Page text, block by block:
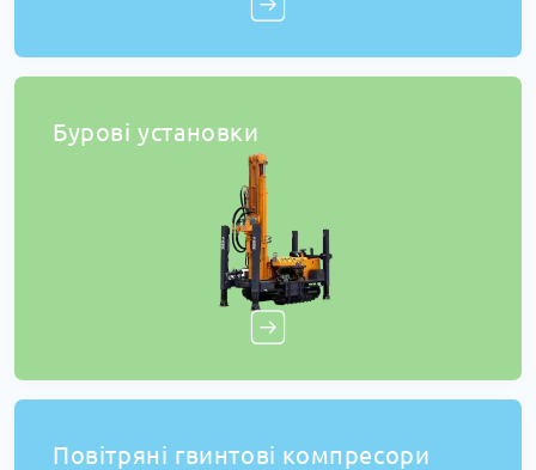
Бурові установки
Повітряні гвинтові компресори